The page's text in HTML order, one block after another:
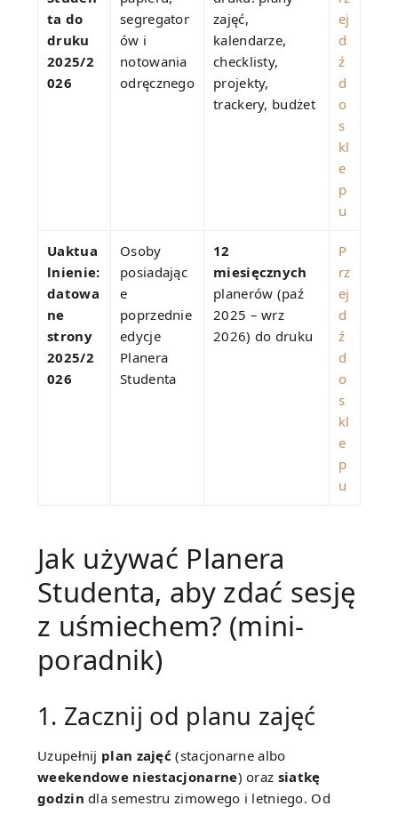
ta do
druku
2025/2
026
segregator
ów i
notowania
odręcznego
zajęć,
kalendarze,
checklisty,
projekty,
trackery, budżet
ej
d
ź
d
o
s
kl
e
p
u
Uaktua
lnienie:
datowa
ne
strony
2025/2
026
Osoby
posiadając
e
poprzednie
edycje
Planera
Studenta
12
miesięcznych
planerów (paź
2025 – wrz
2026) do druku
P
rz
ej
d
ź
d
o
s
kl
e
p
u
Jak używać Planera
Studenta, aby zdać sesję
z uśmiechem? (mini-
poradnik)
1. Zacznij od planu zajęć
Uzupełnij plan zajęć (stacjonarne albo
weekendowe niestacjonarne) oraz siatkę
godzin dla semestru zimowego i letniego. Od